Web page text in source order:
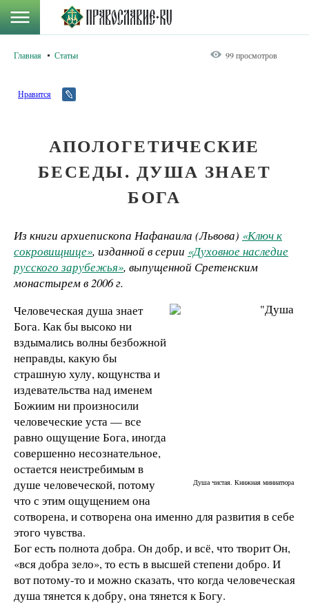
Главная Статьи 99 просмотров
Нравится
АПОЛОГЕТИЧЕСКИЕ
БЕСЕДЫ. ДУША ЗНАЕТ
БОГА
Из книги архиепископа Нафанаила (Львова) «Ключ к
сокровищнице», изданной в серии «Духовное наследие
русского зарубежья», выпущенной Сретенским
монастырем в 2006 г.
Душа чистая. Книжная миниатюра
Человеческая душа знает
Бога. Как бы высоко ни
вздымались волны безбожной
неправды, какую бы
страшную хулу, кощунства и
издевательства над именем
Божиим ни произносили
человеческие уста — все
равно ощущение Бога, иногда
совершенно несознательное,
остается неистребимым в
душе человеческой, потому
что с этим ощущением она
сотворена, и сотворена она именно для развития в себе
этого чувства.
Бог есть полнота добра. Он добр, и всё, что творит Он,
«вся добра зело», то есть в высшей степени добро. И
вот потому-то и можно сказать, что когда человеческая
душа тянется к добру, она тянется к Богу.